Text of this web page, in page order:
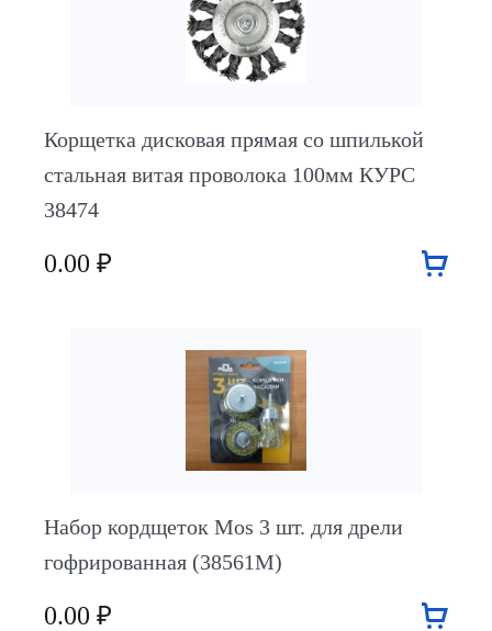
Корщетка дисковая прямая со шпилькой
стальная витая проволока 100мм КУРС
38474
0.00 ₽
Набор кордщеток Mos 3 шт. для дрели
гофрированная (38561М)
0.00 ₽